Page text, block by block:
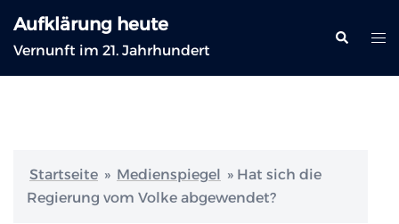
Inhalt
springen
Aufklärung heute
Vernunft im 21. Jahrhundert
Suche
Startseite » Medienspiegel » Hat sich die
Regierung vom Volke abgewendet?